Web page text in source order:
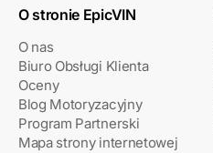
O stronie EpicVIN
O nas
Biuro Obsługi Klienta
Oceny
Blog Motoryzacyjny
Program Partnerski
Mapa strony internetowej